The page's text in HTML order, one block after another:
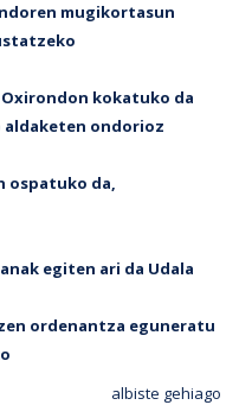
mugikortasun
kokatuko da
aldaketen ondorioz
ospatuko da,
egiten ari da Udala
ordenantza eguneratu
albiste gehiago